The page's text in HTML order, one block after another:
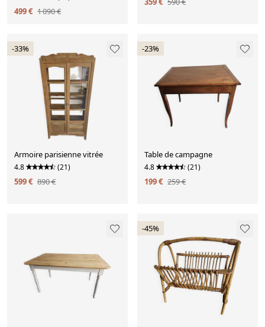
499 € 1 090 €
-33%
Armoire parisienne vitrée
4.8 (21)
599 € 890 €
-23%
Table de campagne
4.8 (21)
199 € 259 €
-45%